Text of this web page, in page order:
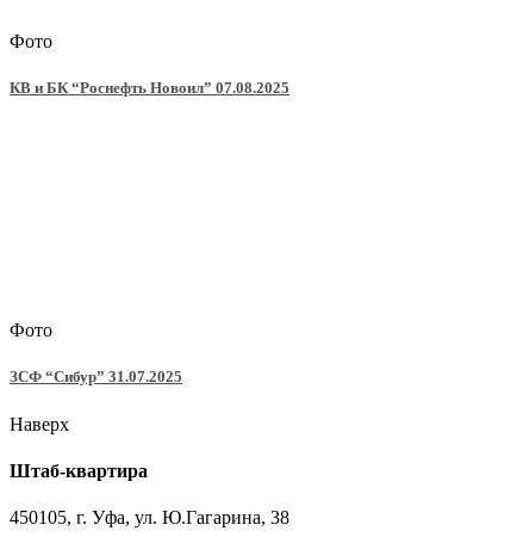
Фото
КВ и БК “Роснефть Новоил” 07.08.2025
Фото
ЗСФ “Сибур” 31.07.2025
Наверх
Штаб-квартира
450105, г. Уфа, ул. Ю.Гагарина, 38